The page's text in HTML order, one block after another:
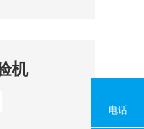
机
电话